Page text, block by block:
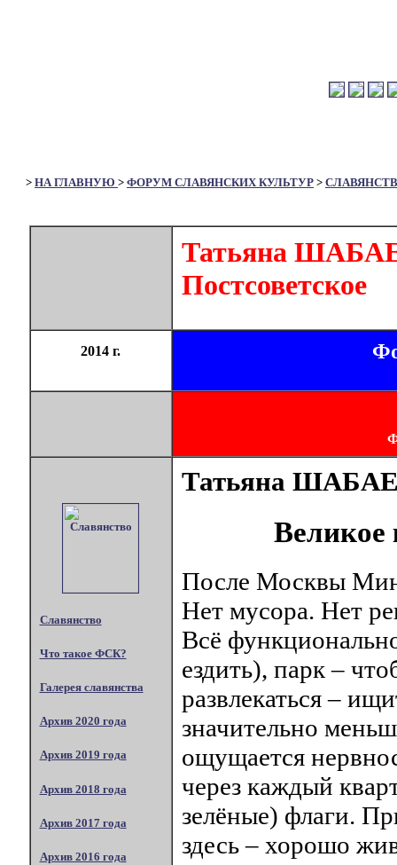
> НА ГЛАВНУЮ > ФОРУМ СЛАВЯНСКИХ КУЛЬТУР >
Татьяна
Постсоветское
2014 г.
Славянство
Что такое ФСК?
Галерея славянства
Архив 2020 года
Архив 2019 года
Архив 2018 года
Архив 2017 года
Архив 2016 года
Татьяна
Великое
После Москвы
Нет мусора. Нет
Всё
ездить), парк –
развлекаться –
значительно
ощущается
через каждый
зелёные) флаги.
здесь – хорошо